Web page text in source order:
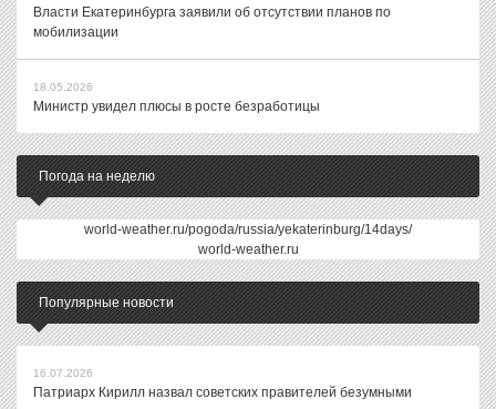
Власти Екатеринбурга заявили об отсутствии планов по
мобилизации
18.05.2026
Министр увидел плюсы в росте безработицы
Погода на неделю
world-weather.ru/pogoda/russia/yekaterinburg/14days/
world-weather.ru
Популярные новости
16.07.2026
Патриарх Кирилл назвал советских правителей безумными